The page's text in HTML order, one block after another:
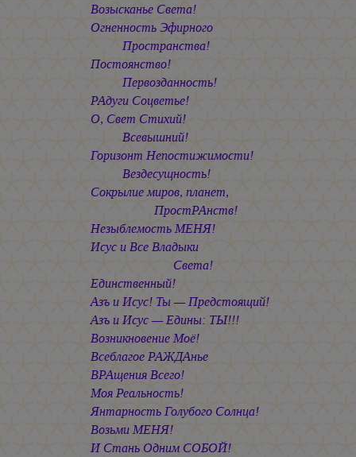
Возысканье Света!
Огненность Эфирного
Пространства!
Постоянство!
Первозданность!
РАдуги Соцветье!
О, Свет Стихий!
Всевышний!
Горизонт Непостижимости!
Вездесущность!
Сокрылие миров, планет,
ПростРАнств!
Незыблемость МЕНЯ!
Исус и Все Владыки
Света!
Единственный!
Азъ и Исус! Ты — Предстоящий!
Азъ и Исус — Едины: ТЫ!!!
Возникновение Моё!
Всеблагое РАЖДАнье
ВРАщения Всего!
Моя Реальность!
Янтарность Голубого Солнца!
Возьми МЕНЯ!
И Стань Одним СОБОЙ!